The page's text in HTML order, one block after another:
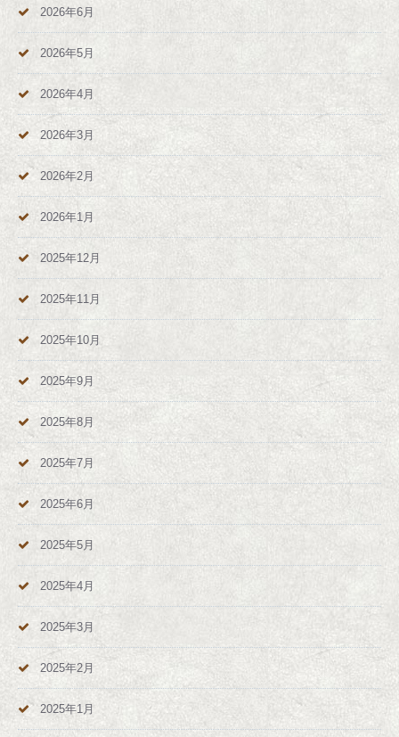
2026年6月
2026年5月
2026年4月
2026年3月
2026年2月
2026年1月
2025年12月
2025年11月
2025年10月
2025年9月
2025年8月
2025年7月
2025年6月
2025年5月
2025年4月
2025年3月
2025年2月
2025年1月